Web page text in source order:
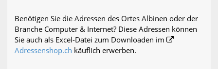
Benötigen Sie die Adressen des Ortes Albinen oder der
Branche Computer & Internet? Diese Adressen können
Sie auch als Excel-Datei zum Downloaden im
Adressenshop.ch käuflich erwerben.